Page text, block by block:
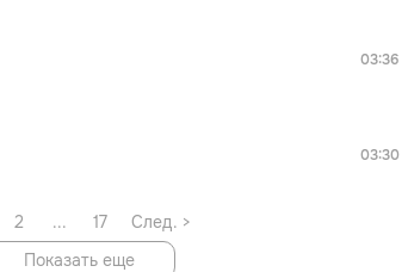
03:36
03:30
2 ... 17
След. >
Показать еще